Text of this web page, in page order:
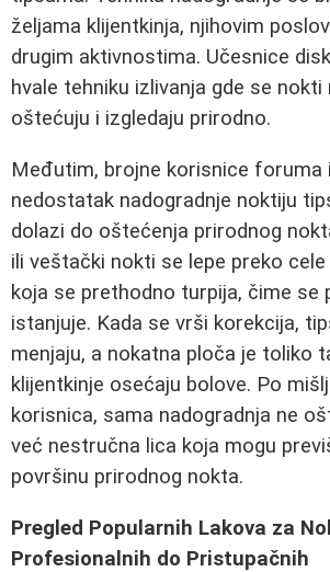
željama klijentkinja, njihovim
drugim aktivnostima. Učesnice
hvale tehniku izlivanja gde se nokti
oštećuju i izgledaju prirodno.
Međutim, brojne korisnice foruma
nedostatak nadogradnje noktiju
dolazi do oštećenja prirodnog
ili veštački nokti se lepe preko
koja se prethodno turpija, čime se
istanjuje. Kada se vrši korekcija,
menjaju, a nokatna ploča je toliko
klijentkinje osećaju bolove. Po
korisnica, sama nadogradnja ne
već nestručna lica koja mogu
površinu prirodnog nokta.
Pregled Popularnih Lakova za
Profesionalnih do Pristupačnih